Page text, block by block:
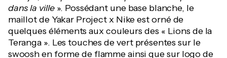
dans la ville». Possédant une base blanche, le
maillot de Yakar Project x Nike est orné de
quelques éléments aux couleurs des « Lions de la
Teranga ». Les touches de vert présentes sur le
swoosh en forme de flamme ainsi que sur logo de